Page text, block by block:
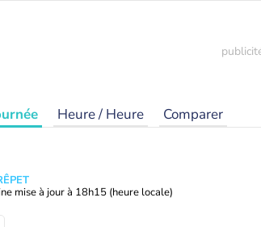
Heure / Heure Comparer
mise à jour à 18h15 (heure locale)